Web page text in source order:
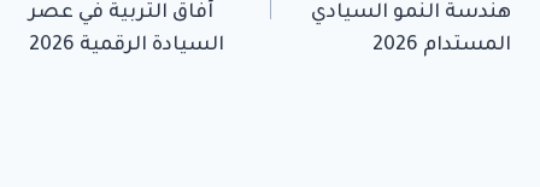
هندسة النمو السيادي
المستدام 2026
آفاق التربية في عصر
السيادة الرقمية 2026